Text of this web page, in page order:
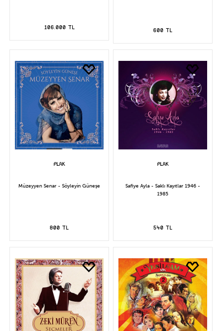
106.000 TL
600 TL
Müzeyyen Senar - Söyleyin Güneşe
800 TL
Safiye Ayla - Saklı Kayıtlar 1946 -
1985
540 TL